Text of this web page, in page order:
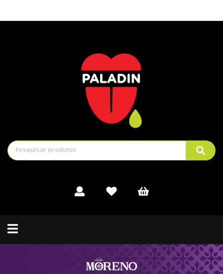
Toggle